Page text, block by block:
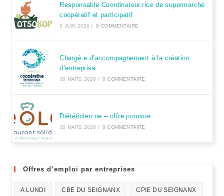
Responsable Coordinateur.rice de supermarché
coopératif et participatif
3 JUIN 2026 / 0 COMMENTAIRE
Chargé.e d’accompagnement à la création
d’entreprise
30 MARS 2026 / 0 COMMENTAIRE
Diététicien.ne – offre pourvue
30 MARS 2026 / 0 COMMENTAIRE
Offres d’emploi par entreprises
A LUNDI CBE DU SEIGNANX CPIE DU SEIGNANX